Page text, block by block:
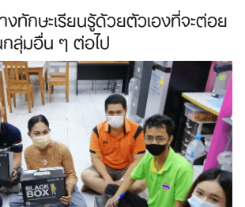
ทักษะเรียนรู้ด้วยตัวเองที่จะต่อย
ลุ่มอื่น ๆ ต่อไป